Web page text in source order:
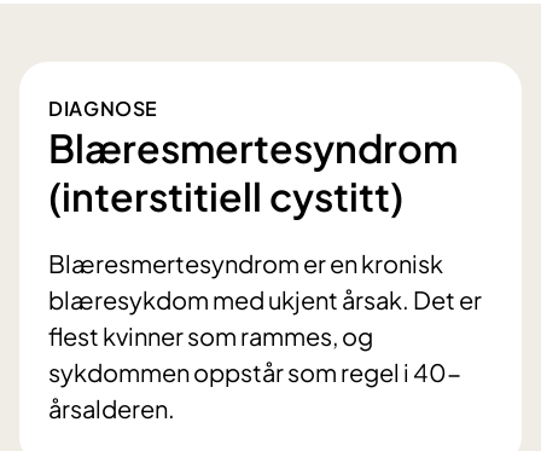
DIAGNOSE
Blæresmertesyndrom
(interstitiell cystitt)
Blæresmertesyndrom er en kronisk
blæresykdom med ukjent årsak. Det er
flest kvinner som rammes, og
sykdommen oppstår som regel i 40-
årsalderen.